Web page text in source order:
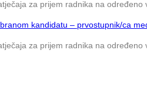
za prijem radnika na
kandidatu – prvostupnik/ca
za prijem radnika na